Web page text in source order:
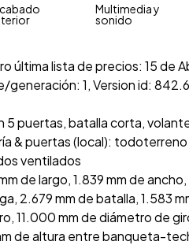
última lista de precios: 15 de
generación: 1, Version id:
puertas, batalla corta,
& puertas (local):
ventilados
de largo, 1.839 mm de
2.679 mm de batalla, 1.583
11.000 mm de diámetro de
de altura entre banqueta-
Multimedia y
sonido